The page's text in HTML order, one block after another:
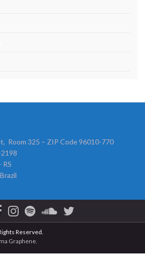
Room 325 – ZIP Code 96010-770
RS
Reserved.
Graphene